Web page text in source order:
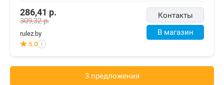
Контакты
В магазин
286,41 р.
309,32р.
rulez.by
5.0 i
3 предложения